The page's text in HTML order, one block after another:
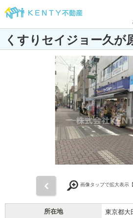
くすりセイジョー久が
画像タップで拡大表示【
所在地 東京都大